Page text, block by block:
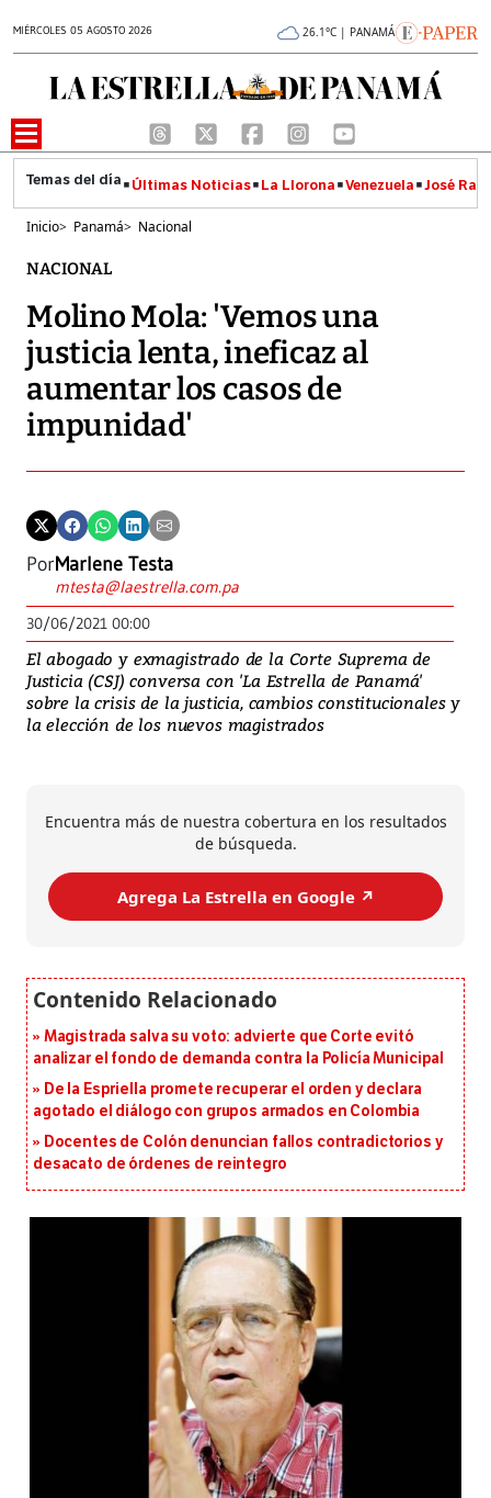
MIÉRCOLES 05 AGOSTO 2026 26.1°C | PANAMÁ
Últimas Noticias La Llorona Venezuela José
Inicio> Panamá> Nacional
NACIONAL
Molino Mola: 'Vemos una
justicia lenta, ineficaz al
aumentar los casos de
impunidad'
PorMarlene Testa
mtesta@laestrella.com.pa
30/06/2021 00:00
El abogado y exmagistrado de la Corte Suprema de
Justicia (CSJ) conversa con 'La Estrella de Panamá'
sobre la crisis de la justicia, cambios constitucionales y
la elección de los nuevos magistrados
Encuentra más de nuestra cobertura en los resultados
de búsqueda.
Agrega La Estrella en Google ↗️
Magistrada salva su voto: advierte que Corte evitó
analizar el fondo de demanda contra la Policía Municipal
De la Espriella promete recuperar el orden y declara
agotado el diálogo con grupos armados en Colombia
Docentes de Colón denuncian fallos contradictorios y
desacato de órdenes de reintegro